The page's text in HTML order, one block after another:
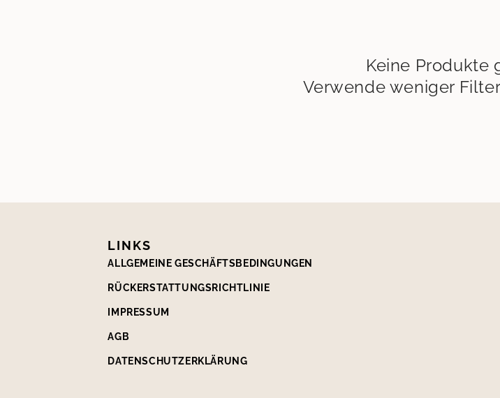
Keine Produkte
Verwende weniger
LINKS
ALLGEMEINE GESCHÄFTSBEDINGUNGEN
RÜCKERSTATTUNGSRICHTLINIE
IMPRESSUM
AGB
DATENSCHUTZERKLÄRUNG